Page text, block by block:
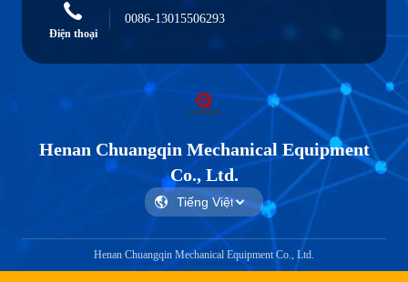
Điện thoại
0086-13015506293
Henan Chuangqin Mechanical Equipment
Co., Ltd.
Henan Chuangqin Mechanical Equipment Co., Ltd.